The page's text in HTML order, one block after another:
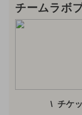
チームラボ
チケ